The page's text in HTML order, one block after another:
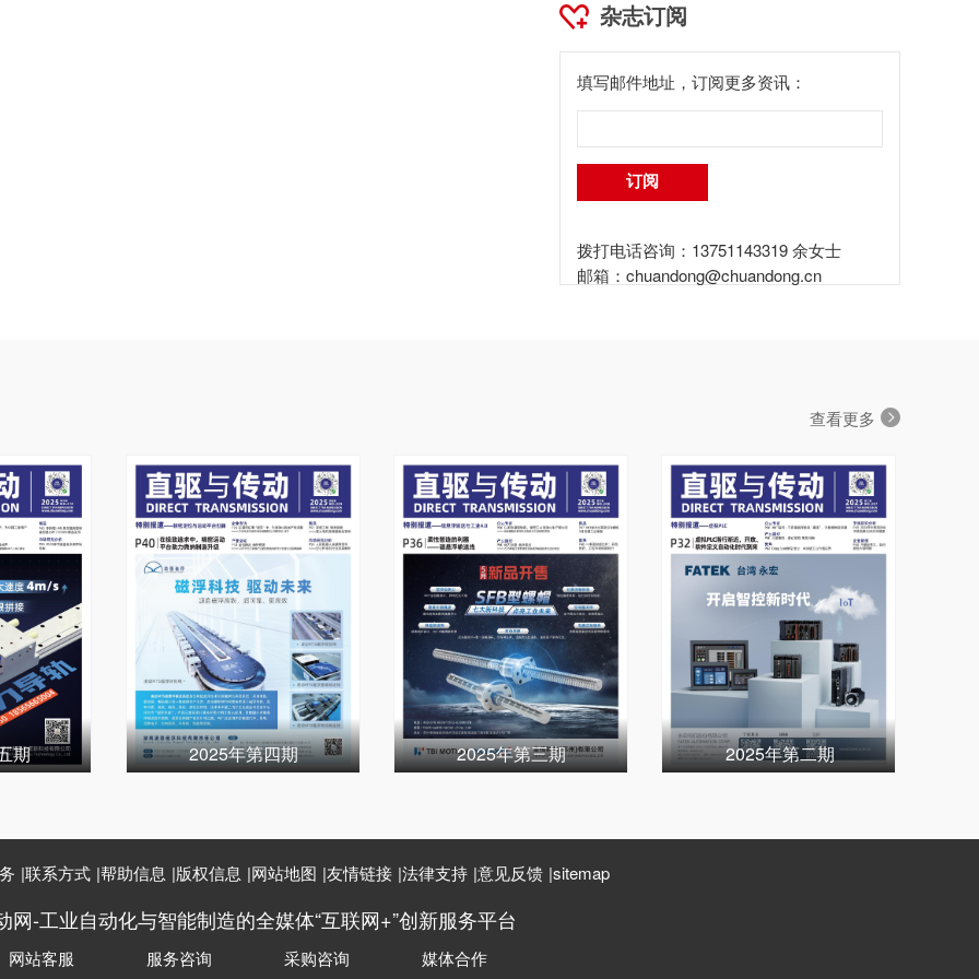
杂志订阅
填写邮件地址，订阅更多资讯：
拨打电话咨询：13751143319 余女士
邮箱： chuandong@chuandong.cn
查看更多
期 2025年第四期 2025年第三期 2025年第二期
|联系方式 |帮助信息 |版权信息 |网站地图 |友情链接 |法律支持 |意见反馈 |sitemap
网-工业自动化与智能制造的全媒体“互联网+”创新服务平台
网站客服 服务咨询 采购咨询 媒体合作